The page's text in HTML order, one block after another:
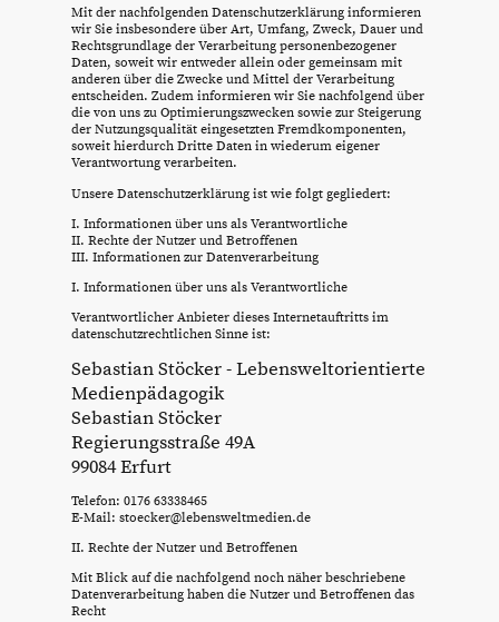
Mit der nachfolgenden Datenschutzerklärung informieren
wir Sie insbesondere über Art, Umfang, Zweck, Dauer und
Rechtsgrundlage der Verarbeitung personenbezogener
Daten, soweit wir entweder allein oder gemeinsam mit
anderen über die Zwecke und Mittel der Verarbeitung
entscheiden. Zudem informieren wir Sie nachfolgend über
die von uns zu Optimierungszwecken sowie zur Steigerung
der Nutzungsqualität eingesetzten Fremdkomponenten,
soweit hierdurch Dritte Daten in wiederum eigener
Verantwortung verarbeiten.
Unsere Datenschutzerklärung ist wie folgt gegliedert:
I. Informationen über uns als Verantwortliche
II. Rechte der Nutzer und Betroffenen
III. Informationen zur Datenverarbeitung
I. Informationen über uns als Verantwortliche
Verantwortlicher Anbieter dieses Internetauftritts im
datenschutzrechtlichen Sinne ist:
Sebastian Stöcker - Lebensweltorientierte
Medienpädagogik
Sebastian Stöcker
Regierungsstraße 49A
99084 Erfurt
Telefon: 0176 63338465
E-Mail: stoecker@lebensweltmedien.de
II. Rechte der Nutzer und Betroffenen
Mit Blick auf die nachfolgend noch näher beschriebene
Datenverarbeitung haben die Nutzer und Betroffenen das
Recht